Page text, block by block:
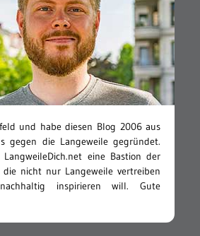
und habe diesen Blog 2006 aus
gegen die Langeweile gegründet.
eine Bastion der
nicht nur Langeweile vertreiben
inspirieren will. Gute